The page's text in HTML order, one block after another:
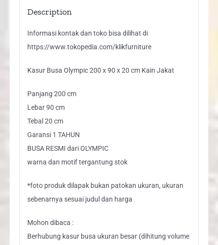
Description
Informasi kontak dan toko bisa dilihat di
https://www.tokopedia.com/klikfurniture
Kasur Busa Olympic 200 x 90 x 20 cm Kain Jakat
Panjang 200 cm
Lebar 90 cm
Tebal 20 cm
Garansi 1 TAHUN
BUSA RESMI dari OLYMPIC
warna dan motif tergantung stok
*foto produk dilapak bukan patokan ukuran, ukuran
sebenarnya sesuai judul dan harga
Mohon dibaca :
Berhubung kasur busa ukuran besar (dihitung volume